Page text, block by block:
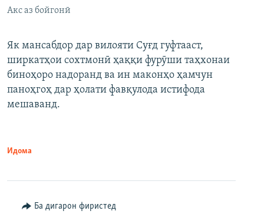
Акс аз бойгонӣ
Як мансабдор дар вилояти Суғд гуфтааст,
ширкатҳои сохтмонӣ ҳаққи фурӯши таҳхонаи
биноҳоро надоранд ва ин маконҳо ҳамчун
паноҳгоҳ дар ҳолати фавқулода истифода
мешаванд.
Идома
Ба дигарон фиристед